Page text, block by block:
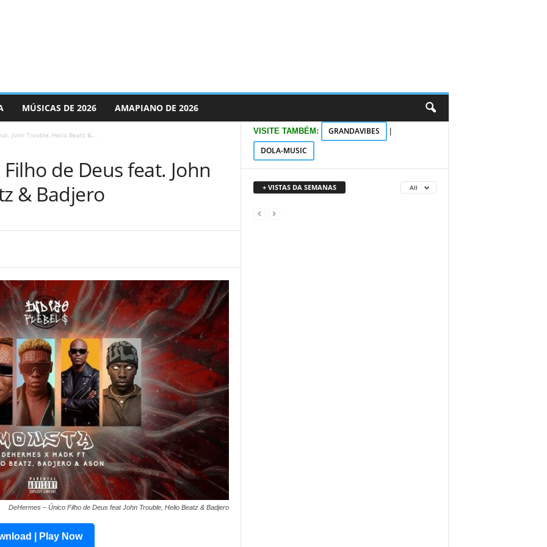
MÚSICAS DE 2026 AMAPIANO DE 2026
John Trouble, Helio Beatz &...
de Deus feat. John
& Badjero
DeHermes – Único Filho de Deus feat John Trouble, Helio Beatz & Badjero
| Play Now
VISITE TAMBÉM: GRANDAVIBES
DOLA-MUSIC
+ VISTAS DA SEMANAS All